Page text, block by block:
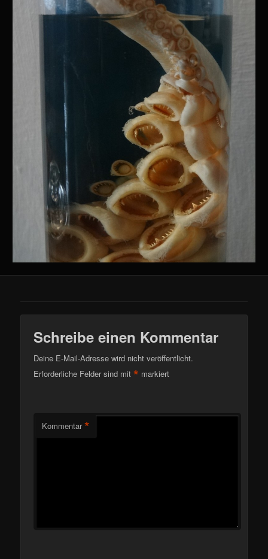
Schreibe einen Kommentar
Deine E-Mail-Adresse wird nicht veröffentlicht.
Erforderliche Felder sind mit* markiert
Kommentar *